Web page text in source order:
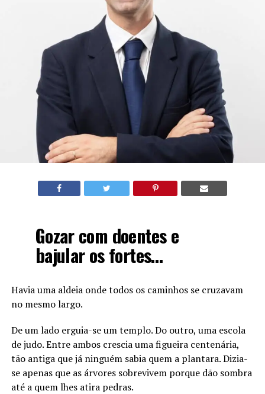
Gozar com doentes e
bajular os fortes…
Havia uma aldeia onde todos os caminhos se cruzavam
no mesmo largo.
De um lado erguia-se um templo. Do outro, uma escola
de judo. Entre ambos crescia uma figueira centenária,
tão antiga que já ninguém sabia quem a plantara. Dizia-
se apenas que as árvores sobrevivem porque dão sombra
até a quem lhes atira pedras.